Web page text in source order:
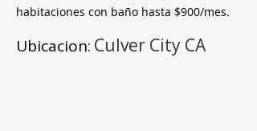
habitaciones con baño hasta $900/mes.
Ubicacion: Culver City CA